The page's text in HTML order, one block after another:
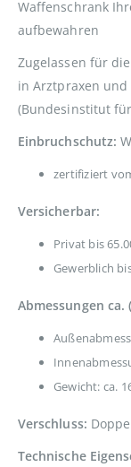
Waffenschrank
aufbewahren
Zugelassen für
in Arztpraxen und
(Bundesinstitut
Einbruchschutz:
zertifiziert
Versicherbar:
Privat bis
Gewerblich
Abmessungen ca.
Gewicht: ca.
Verschluss:
Technische